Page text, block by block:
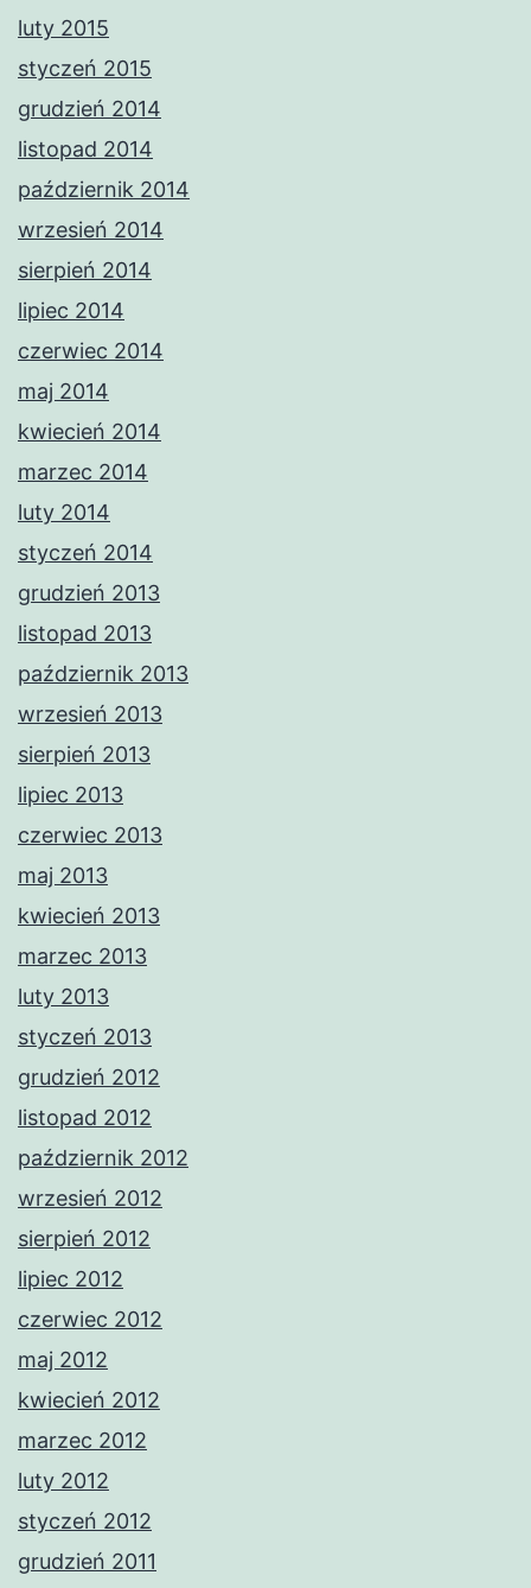
luty 2015
styczeń 2015
grudzień 2014
listopad 2014
październik 2014
wrzesień 2014
sierpień 2014
lipiec 2014
czerwiec 2014
maj 2014
kwiecień 2014
marzec 2014
luty 2014
styczeń 2014
grudzień 2013
listopad 2013
październik 2013
wrzesień 2013
sierpień 2013
lipiec 2013
czerwiec 2013
maj 2013
kwiecień 2013
marzec 2013
luty 2013
styczeń 2013
grudzień 2012
listopad 2012
październik 2012
wrzesień 2012
sierpień 2012
lipiec 2012
czerwiec 2012
maj 2012
kwiecień 2012
marzec 2012
luty 2012
styczeń 2012
grudzień 2011